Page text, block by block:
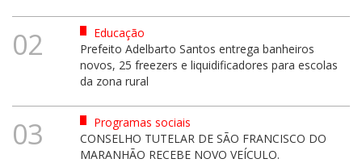
02
Educação
Prefeito Adelbarto Santos entrega banheiros
novos, 25 freezers e liquidificadores para escolas
da zona rural
03
Programas sociais
CONSELHO TUTELAR DE SÃO FRANCISCO DO
MARANHÃO RECEBE NOVO VEÍCULO.